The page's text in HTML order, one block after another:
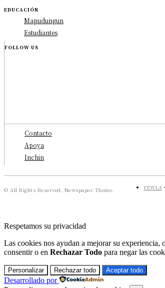
EDUCACIÓN
Mapudungun
Estudiantes
FOLLOW US
Contacto
Apoya
Inchin
© All Rights Reserved, Newspaper Theme. FEWLA
Respetamos su privacidad
Las cookies nos ayudan a mejorar su
consentir o en Rechazar Todo para negar las
Personalizar Rechazar todo Aceptar todo
Desarrollado por